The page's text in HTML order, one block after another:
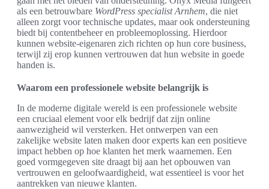
als een betrouwbare WordPress specialist Arnhem, die niet
alleen zorgt voor technische updates, maar ook ondersteuning
biedt bij contentbeheer en probleemoplossing. Hierdoor
kunnen website-eigenaren zich richten op hun core business,
terwijl zij erop kunnen vertrouwen dat hun website in goede
handen is.
Waarom een professionele website belangrijk is
In de moderne digitale wereld is een professionele website
een cruciaal element voor elk bedrijf dat zijn online
aanwezigheid wil versterken. Het ontwerpen van een
zakelijke website laten maken door experts kan een positieve
impact hebben op hoe klanten het merk waarnemen. Een
goed vormgegeven site draagt bij aan het opbouwen van
vertrouwen en geloofwaardigheid, wat essentieel is voor het
aantrekken van nieuwe klanten.